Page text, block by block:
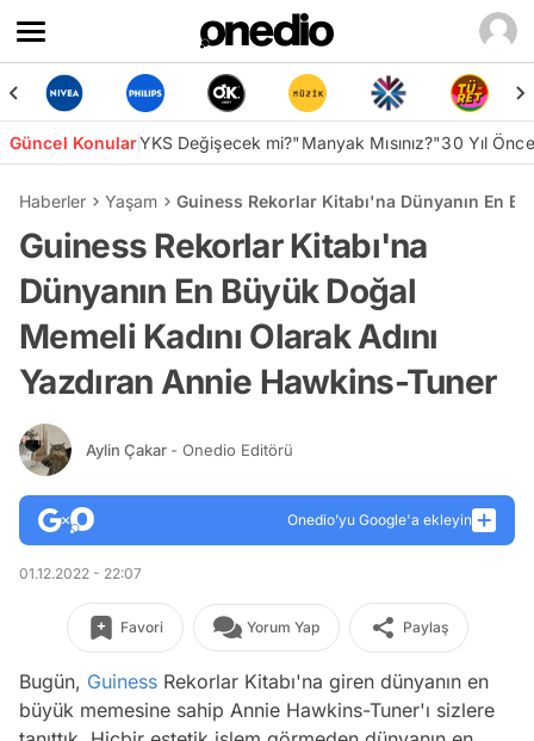
Güncel KonularYKS Değişecek mi?"Manyak Mısınız?"30 Yıl
Haberler Yaşam Guiness Rekorlar Kitabı'na Dünyanın En
Guiness Rekorlar Kitabı'na
Dünyanın En Büyük Doğal
Memeli Kadını Olarak Adını
Yazdıran Annie Hawkins-Tuner
Aylin Çakar - Onedio Editörü
Onedio’yu Google'a ekleyin
01.12.2022 - 22:07
Favori Yorum Yap Paylaş
Bugün, Guiness Rekorlar Kitabı'na giren dünyanın en
büyük memesine sahip Annie Hawkins-Tuner'ı sizlere